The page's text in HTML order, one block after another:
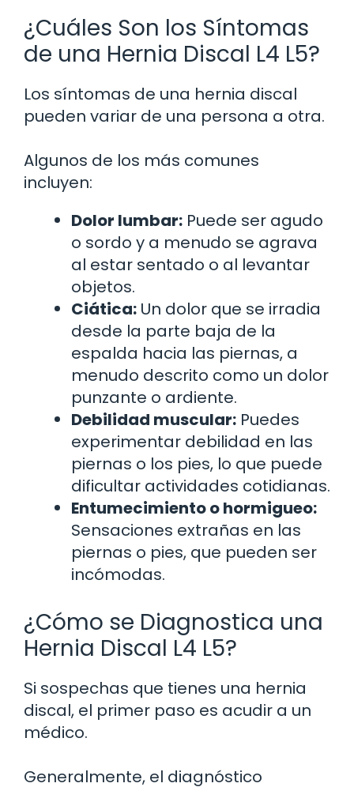
¿Cuáles Son los Síntomas
de una Hernia Discal L4 L5?
Los síntomas de una hernia discal
pueden variar de una persona a otra.
Algunos de los más comunes
incluyen:
Dolor lumbar: Puede ser agudo
o sordo y a menudo se agrava
al estar sentado o al levantar
objetos.
Ciática: Un dolor que se irradia
desde la parte baja de la
espalda hacia las piernas, a
menudo descrito como un dolor
punzante o ardiente.
Debilidad muscular: Puedes
experimentar debilidad en las
piernas o los pies, lo que puede
dificultar actividades cotidianas.
Entumecimiento o hormigueo:
Sensaciones extrañas en las
piernas o pies, que pueden ser
incómodas.
¿Cómo se Diagnostica una
Hernia Discal L4 L5?
Si sospechas que tienes una hernia
discal, el primer paso es acudir a un
médico.
Generalmente, el diagnóstico